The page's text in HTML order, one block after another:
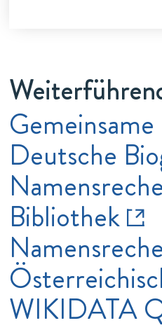
Deutsche
Bibliothek
WIKIDATA